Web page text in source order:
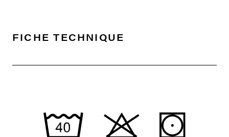
FICHE TECHNIQUE